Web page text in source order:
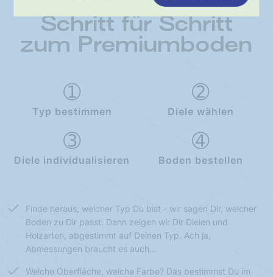
Schritt für Schritt
zum Premiumboden
Typ bestimmen Diele wählen
Diele individualisieren Boden bestellen
Finde heraus, welcher Typ Du bist - wir sagen Dir, welcher
Boden zu Dir passt. Dann zeigen wir Dir Dielen und
Holzarten, abgestimmt auf Deinen Typ. Ach ja,
Abmessungen braucht es auch…
Welche Oberfläche, welche Farbe? Das bestimmst Du im